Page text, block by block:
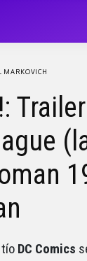
MARKOVICH
tío DC Comics